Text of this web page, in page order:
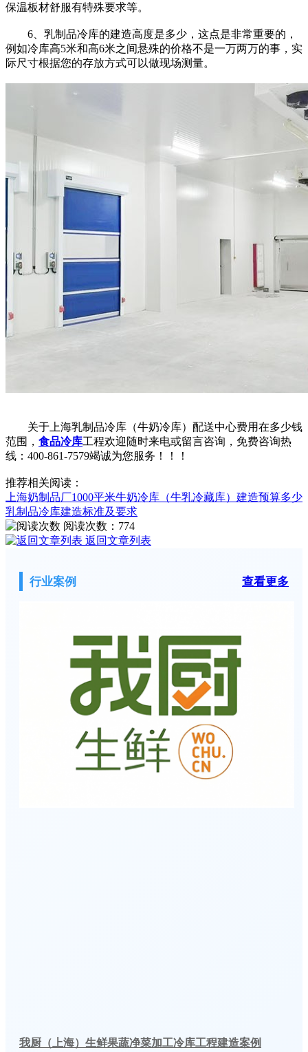
保温板材舒服有特殊要求等。
6、乳制品冷库的建造高度是多少，这点是非常重要的，
例如冷库高5米和高6米之间悬殊的价格不是一万两万的事，实
际尺寸根据您的存放方式可以做现场测量。
关于上海乳制品冷库（牛奶冷库）配送中心费用在多少钱
范围， 食品冷库工程欢迎随时来电或留言咨询，免费咨询热
线：400-861-7579竭诚为您服务！！！
推荐相关阅读：
上海奶制品厂1000平米牛奶冷库（牛乳冷藏库）建造预算多少
乳制品冷库建造标准及要求
阅读次数： 774
返回文章列表
行业案例 查看更多
我厨（上海）生鲜果蔬净菜加工冷库工程建造案例